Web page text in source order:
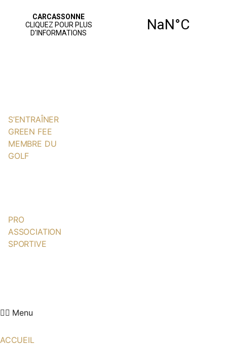
S’ENTRAÎNER
GREEN FEE
MEMBRE DU
GOLF
PRO
ASSOCIATION
SPORTIVE
Menu
ACCUEIL